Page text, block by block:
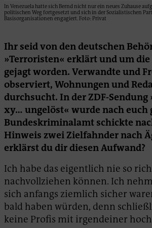
In Venezuela hatte sich Bernd nicht nur ein neues Zuhause
politischen Weg fortgesetzt und sich in der Sozialistischen
Basisorganisationen engagiert. Foto: Privat
Ihr seid von den deutschen
»Terroristen« erklärt und um die
gejagt worden. Verwandte und
observiert, Wohnungen und
durchsucht. In der ZDF-
xy… ungelöst« wurde nach euch
Bundeskriminalamt schickte
Hinweis zwei Zielfahnder nach
erklärst du dir diesen Aufwand?
Ich habe das eigentlich nie so
nachvollziehen können. Ich
sich anfangs ziemlich sicher
bald haben würden, denn
keine Profis mit irgendeiner